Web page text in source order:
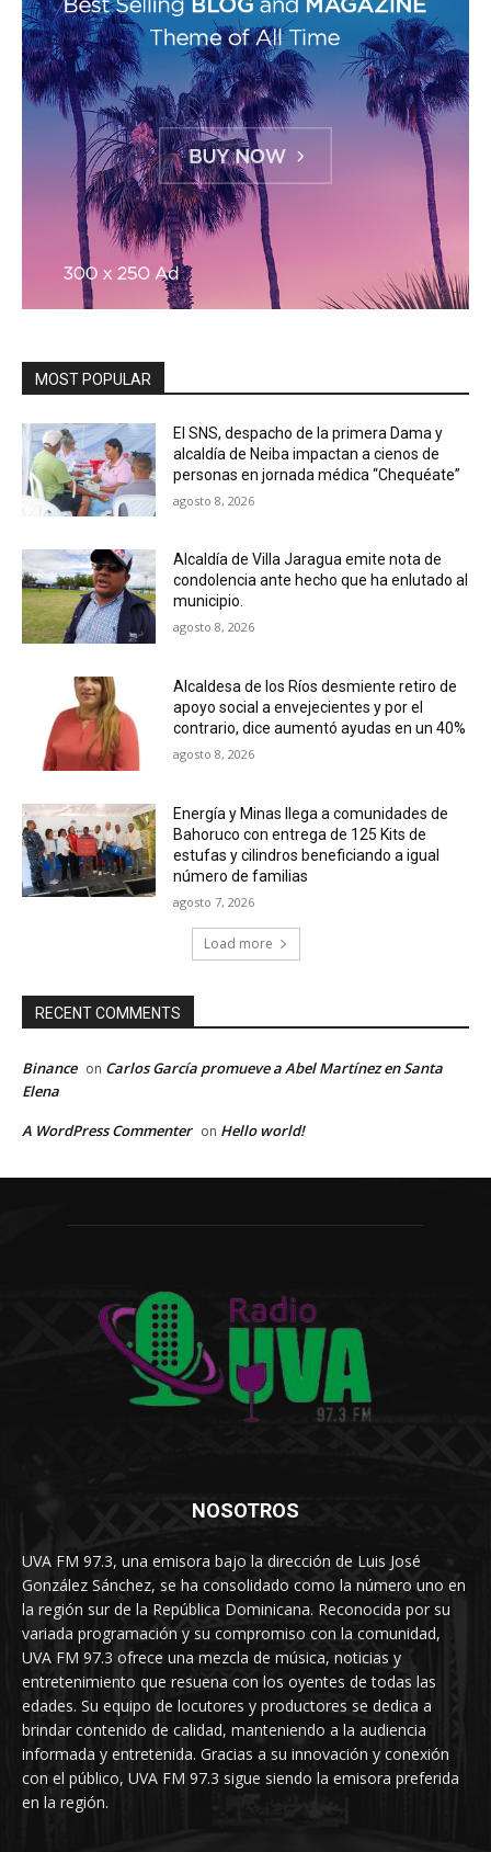
MOST POPULAR
El SNS, despacho de la primera Dama y
alcaldía de Neiba impactan a cienos de
personas en jornada médica “Chequéate”
agosto 8, 2026
Alcaldía de Villa Jaragua emite nota de
condolencia ante hecho que ha enlutado al
municipio.
agosto 8, 2026
Alcaldesa de los Ríos desmiente retiro de
apoyo social a envejecientes y por el
contrario, dice aumentó ayudas en un 40%
agosto 8, 2026
Energía y Minas llega a comunidades de
Bahoruco con entrega de 125 Kits de
estufas y cilindros beneficiando a igual
número de familias
agosto 7, 2026
Load more
RECENT COMMENTS
Binance on Carlos García promueve a Abel Martínez en Santa
Elena
A WordPress Commenter on Hello world!
NOSOTROS
UVA FM 97.3, una emisora bajo la dirección de Luis José
González Sánchez, se ha consolidado como la número uno en
la región sur de la República Dominicana. Reconocida por su
variada programación y su compromiso con la comunidad,
UVA FM 97.3 ofrece una mezcla de música, noticias y
entretenimiento que resuena con los oyentes de todas las
edades. Su equipo de locutores y productores se dedica a
brindar contenido de calidad, manteniendo a la audiencia
informada y entretenida. Gracias a su innovación y conexión
con el público, UVA FM 97.3 sigue siendo la emisora preferida
en la región.